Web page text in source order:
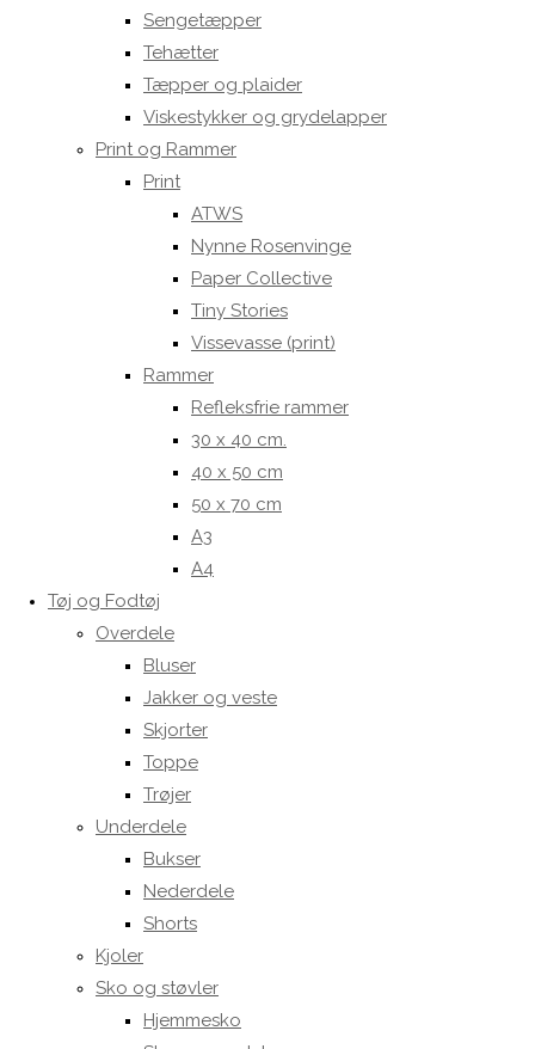
Sengetæpper
Tehætter
Tæpper og plaider
Viskestykker og grydelapper
Print og Rammer
Print
ATWS
Nynne Rosenvinge
Paper Collective
Tiny Stories
Vissevasse (print)
Rammer
Refleksfrie rammer
30 x 40 cm.
40 x 50 cm
50 x 70 cm
A3
A4
Tøj og Fodtøj
Overdele
Bluser
Jakker og veste
Skjorter
Toppe
Trøjer
Underdele
Bukser
Nederdele
Shorts
Kjoler
Sko og støvler
Hjemmesko